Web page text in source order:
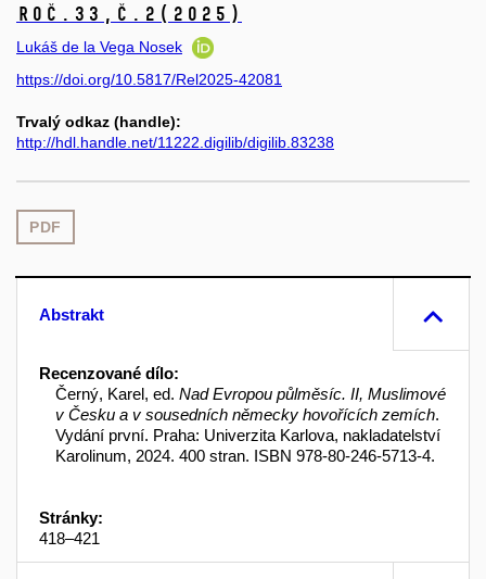
Roč.33, č.2 (2025)
Lukáš de la Vega Nosek
https://doi.org/10.5817/Rel2025-42081
Trvalý odkaz (handle):
http://hdl.handle.net/11222.digilib/digilib.83238
PDF
Abstrakt
Recenzované dílo:
Černý, Karel, ed. Nad Evropou půlměsíc. II, Muslimové
v Česku a v sousedních německy hovořících zemích.
Vydání první. Praha: Univerzita Karlova, nakladatelství
Karolinum, 2024. 400 stran. ISBN 978-80-246-5713-4.
Stránky:
418–421